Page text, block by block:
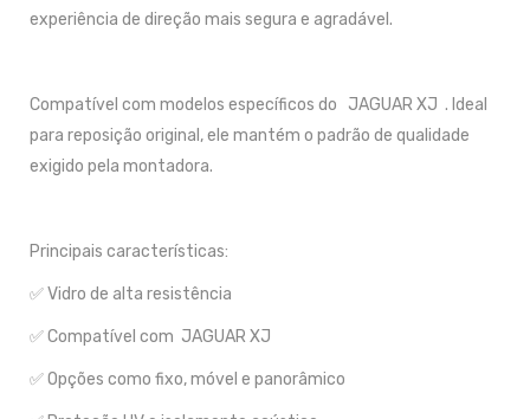
experiência de direção mais segura e agradável.
Compatível com modelos específicos do JAGUAR XJ . Ideal
para reposição original, ele mantém o padrão de qualidade
exigido pela montadora.
Principais características:
✅ Vidro de alta resistência
✅ Compatível com JAGUAR XJ
✅ Opções como fixo, móvel e panorâmico